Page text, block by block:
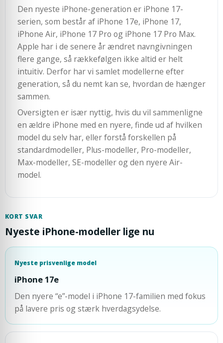
Den nyeste iPhone-generation er iPhone 17-
serien, som består af iPhone 17e, iPhone 17,
iPhone Air, iPhone 17 Pro og iPhone 17 Pro Max.
Apple har i de senere år ændret navngivningen
flere gange, så rækkefølgen ikke altid er helt
intuitiv. Derfor har vi samlet modellerne efter
generation, så du nemt kan se, hvordan de hænger
sammen.
Oversigten er især nyttig, hvis du vil sammenligne
en ældre iPhone med en nyere, finde ud af hvilken
model du selv har, eller forstå forskellen på
standardmodeller, Plus-modeller, Pro-modeller,
Max-modeller, SE-modeller og den nyere Air-
model.
KORT SVAR
Nyeste iPhone-modeller lige nu
Nyeste prisvenlige model
iPhone 17e
Den nyere “e”-model i iPhone 17-familien med fokus
på lavere pris og stærk hverdagsydelse.